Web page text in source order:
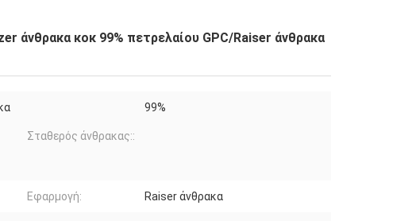
άνθρακα κοκ 99% πετρελαίου GPC/Raiser άνθρακα
Σταθερός άνθρακας::
99%
Εφαρμογή: Raiser άνθρακα